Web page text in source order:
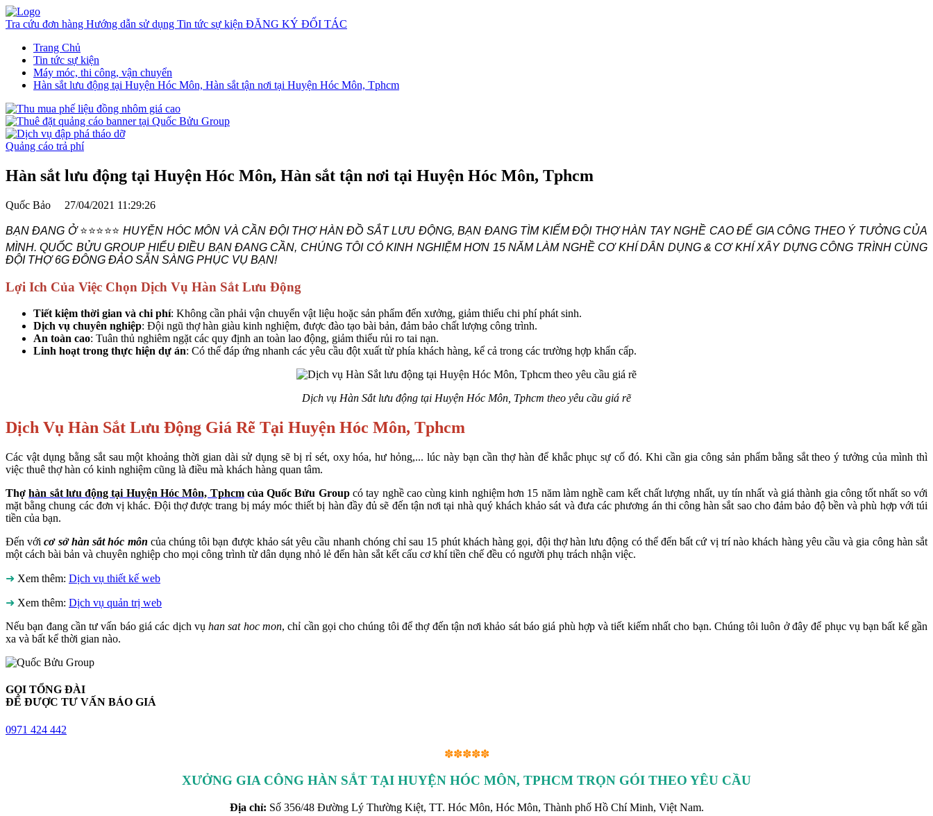
Tra cứu đơn hàng Hướng dẫn sử dụng Tin tức sự kiện ĐĂNG KÝ ĐỐI TÁC
Trang Chủ
Tin tức sự kiện
Máy móc, thi công, vận chuyển
Hàn sắt lưu động tại Huyện Hóc Môn, Hàn sắt tận nơi tại Huyện Hóc Môn, Tphcm
Quảng cáo trả phí
Hàn sắt lưu động tại Huyện Hóc Môn, Hàn sắt tận nơi tại Huyện Hóc Môn, Tphcm
Quốc Bảo 27/04/2021 11:29:26
BẠN ĐANG Ở⭐⭐⭐⭐⭐ HUYỆN HÓC MÔN VÀ CẦN ĐỘI THỢ HÀN ĐỒ SẮT LƯU ĐỘNG, BẠN ĐANG TÌM KIẾM ĐỘI THỢ HÀN TAY NGHỀ CAO ĐỂ GIA CÔNG THEO Ý TƯỞNG CỦA
MÌNH. QUỐC BỬU GROUP HIỂU ĐIỀU BẠN ĐANG CẦN, CHÚNG TÔI CÓ KINH NGHIỆM HƠN 15 NĂM LÀM NGHỀ CƠ KHÍ DÂN DỤNG & CƠ KHÍ XÂY DỰNG CÔNG TRÌNH CÙNG
ĐỘI THỢ 6G ĐÔNG ĐẢO SẴN SÀNG PHỤC VỤ BẠN!
Lợi Ich Của Việc Chọn Dịch Vụ Hàn Sắt Lưu Động
Tiết kiệm thời gian và chi phí: Không cần phải vận chuyển vật liệu hoặc sản phẩm đến xưởng, giảm thiểu chi phí phát sinh.
Dịch vụ chuyên nghiệp: Đội ngũ thợ hàn giàu kinh nghiệm, được đào tạo bài bản, đảm bảo chất lượng công trình.
An toàn cao: Tuân thủ nghiêm ngặt các quy định an toàn lao động, giảm thiểu rủi ro tai nạn.
Linh hoạt trong thực hiện dự án: Có thể đáp ứng nhanh các yêu cầu đột xuất từ phía khách hàng, kể cả trong các trường hợp khẩn cấp.
Dịch vụ Hàn Sắt lưu động tại Huyện Hóc Môn, Tphcm theo yêu cầu giá rẽ
Dịch Vụ Hàn Sắt Lưu Động Giá Rẽ Tại Huyện Hóc Môn, Tphcm
Các vật dụng bằng sắt sau một khoảng thời gian dài sử dụng sẽ bị rỉ sét, oxy hóa, hư hỏng,... lúc này bạn cần thợ hàn để khắc phục sự cố đó. Khi cần gia công sản phẩm bằng sắt theo ý tưởng của mình thì
việc thuê thợ hàn có kinh nghiệm cũng là điều mà khách hàng quan tâm.
Thợhàn sắt lưu động tại Huyện Hóc Môn, Tphcmcủa Quốc Bửu Groupcó tay nghề cao cùng kinh nghiệm hơn 15 năm làm nghề cam kết chất lượng nhất, uy tín nhất và giá thành gia công tốt nhất so với
mặt bằng chung các đơn vị khác. Đội thợ được trang bị máy móc thiết bị hàn đầy đủ sẽ đến tận nơi tại nhà quý khách khảo sát và đưa các phương án thi công hàn sắt sao cho đảm bảo độ bền và phù hợp với túi
tiền của bạn.
Đến vớicơ sở hàn sắt hóc môn của chúng tôi bạn được khảo sát yêu cầu nhanh chóng chỉ sau 15 phút khách hàng gọi, đội thợ hàn lưu động có thể đến bất cứ vị trí nào khách hàng yêu cầu và gia công hàn sắt
một cách bài bản và chuyên nghiệp cho mọi công trình từ dân dụng nhỏ lẻ đến hàn sắt kết cấu cơ khí tiền chế đều có người phụ trách nhận việc.
➜ Xem thêm: Dịch vụ thiết kế web
➜ Xem thêm: Dịch vụ quản trị web
Nếu bạn đang cần tư vấn báo giá các dịch vụhan sat hoc mon, chỉ cần gọi cho chúng tôi để thợ đến tận nơi khảo sát báo giá phù hợp và tiết kiếm nhất cho bạn. Chúng tôi luôn ở đây để phục vụ bạn bất kể gần
xa và bất kể thời gian nào.
GỌI TỔNG ĐÀI
ĐỂ ĐƯỢC TƯ VẤN BÁO GIÁ
0971 424 442
✽✽✽✽✽
XƯỞNG GIA CÔNG HÀN SẮT TẠI HUYỆN HÓC MÔN, TPHCM TRỌN GÓI THEO YÊU CẦU
Địa chỉ: Số 356/48 Đường Lý Thường Kiệt, TT. Hóc Môn, Hóc Môn, Thành phố Hồ Chí Minh, Việt Nam.